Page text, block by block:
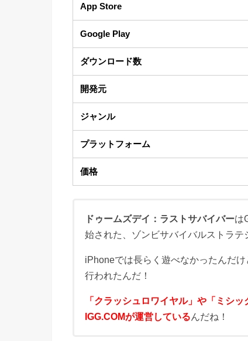
App Store
Google Play
ダウンロード数
開発元
ジャンル
プラットフォーム
価格
ドゥームズデイ：ラストサバイバーは
始された、ゾンビサバイバルストラテ
iPhoneでは長らく遊べなかったんだ
行われたんだ！
「クラッシュロワイヤル」や「ミシ
IGG.COMが運営しているんだね！